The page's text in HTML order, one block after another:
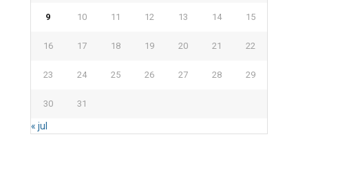
9 10 11 12 13 14 15
16 17 18 19 20 21 22
23 24 25 26 27 28 29
30 31
« jul